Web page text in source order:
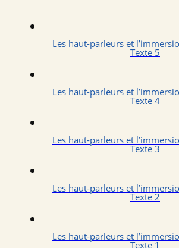
Les haut-parleurs et
Texte 5
Les haut-parleurs et
Texte 4
Les haut-parleurs et
Texte 3
Les haut-parleurs et
Texte 2
Les haut-parleurs et
Texte 1